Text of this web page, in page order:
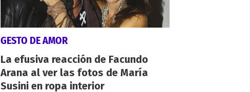
GESTO DE AMOR
La efusiva reacción de Facundo
Arana al ver las fotos de María
Susini en ropa interior